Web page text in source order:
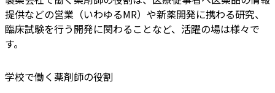
提供などの営業（いわゆるMR）や新薬開発に携わる研究、
臨床試験を行う開発に関わることなど、活躍の場は様々で
す。
学校で働く薬剤師の役割